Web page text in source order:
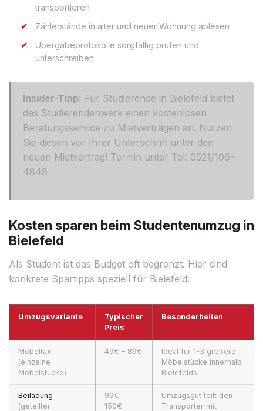
transportieren
Zählerstände in alter und neuer Wohnung ablesen
Übergabeprotokolle sorgfältig prüfen und
unterschreiben
Insider-Tipp: Für Studierende in Bielefeld bietet
das Studierendenwerk einen kostenlosen
Beratungsservice zu Mietverträgen an. Nutzen
Sie diesen vor Ihrer Unterschrift unter den
neuen Mietvertrag! Termin unter Tel: 0521/106-
4848
Kosten sparen beim Studentenumzug in
Bielefeld
Als Student ist das Budget oft begrenzt. Hier sind
konkrete Spartipps speziell für Bielefeld:
Umzugsvariante
Typischer
Preis
Besonderheiten
Möbeltaxi
(einzelne
Möbelstücke)
49€ – 89€
Ideal für 1-3 größere
Möbelstücke innerhalb
Bielefelds
Beiladung
(geteilter
99€ –
150€
Umzugsgut teilt den
Transporter mit